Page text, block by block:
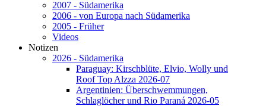
2007 - Südamerika
2006 - von Europa nach Südamerika
2005 - Früher
Videos
Notizen
2026 - Südamerika
Paraguay: Kirschblüte, Elvio, Wolly und
Roof Top Alzza 2026-07
Argentinien: Überschwemmungen,
Schlaglöcher und Rio Paraná 2026-05